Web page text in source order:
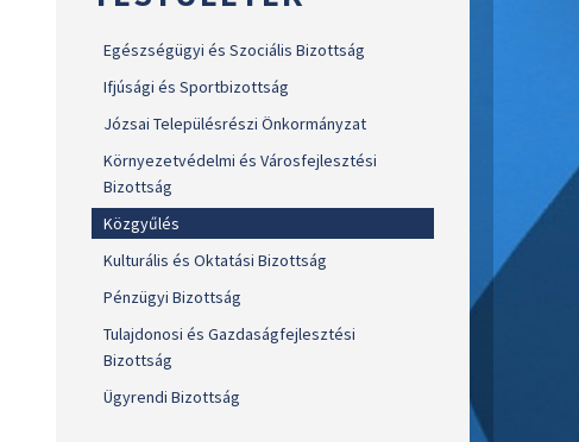
Egészségügyi és Szociális Bizottság
Ifjúsági és Sportbizottság
Józsai Településrészi Önkormányzat
Környezetvédelmi és Városfejlesztési
Bizottság
Közgyűlés
Kulturális és Oktatási Bizottság
Pénzügyi Bizottság
Tulajdonosi és Gazdaságfejlesztési
Bizottság
Ügyrendi Bizottság